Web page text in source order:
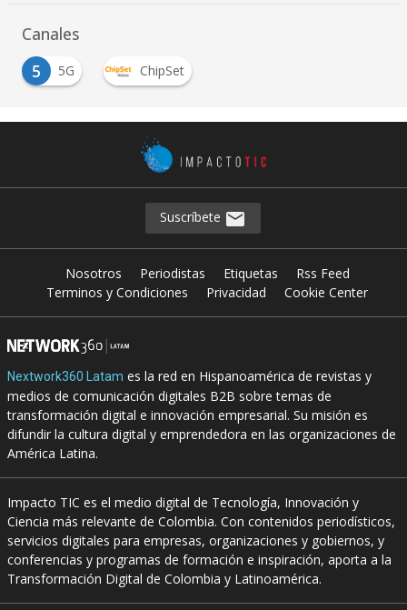
Canales
5
5G
ChipSet
Suscríbete
Nosotros Periodistas Etiquetas
Rss Feed
Terminos y Condiciones
Privacidad Cookie Center
Nextwork360 Latam es la red en Hispanoamérica de revistas y
medios de comunicación digitales B2B sobre temas de
transformación digital e innovación empresarial. Su misión es
difundir la cultura digital y emprendedora en las organizaciones de
América Latina.
Impacto TIC es el medio digital de Tecnología, Innovación y
Ciencia más relevante de Colombia. Con contenidos periodísticos,
servicios digitales para empresas, organizaciones y gobiernos, y
conferencias y programas de formación e inspiración, aporta a la
Transformación Digital de Colombia y Latinoamérica.